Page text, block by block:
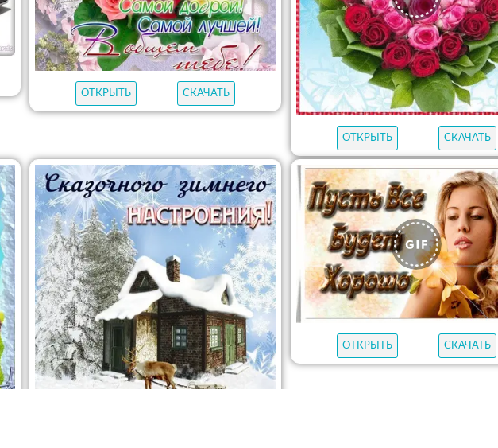
ОТКРЫТЬ
СКАЧАТЬ
ОТКРЫТЬ СКАЧАТЬ
ОТКРЫТЬ СКАЧАТЬ